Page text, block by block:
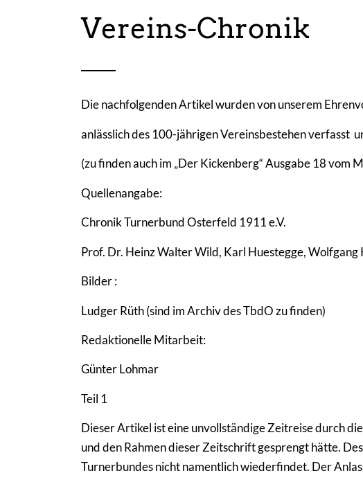
Vereins-Chronik
Die nachfolgenden Artikel wurden von unserem
anlässlich des 100-jährigen Vereinsbestehen verfasst
(zu finden auch im „Der Kickenberg“ Ausgabe 18 vom
Quellenangabe:
Chronik Turnerbund Osterfeld 1911 e.V.
Prof. Dr. Heinz Walter Wild, Karl Huestegge,
Bilder:
Ludger Rüth (sind im Archiv des TbdO zu finden)
Redaktionelle Mitarbeit:
Günter Lohmar
Teil 1
Dieser Artikel ist eine unvollständige Zeitreise durch
und den Rahmen dieser Zeitschrift gesprengt hätte.
Turnerbundes nicht namentlich wiederfindet. Der